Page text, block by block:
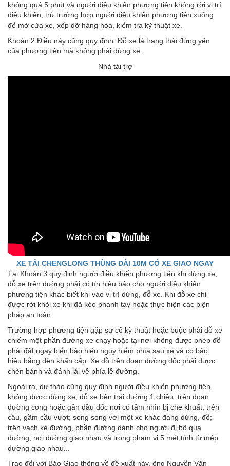
không quá 5 phút và người điều khiển phương tiện không rời vị trí
điều khiển, trừ trường hợp người điều khiển phương tiện xuống
để mở cửa xe, xếp dỡ hàng hóa, kiểm tra kỹ thuật xe.
Khoản 2 Điều này cũng quy định: Đỗ xe là trạng thái đứng yên
của phương tiện mà không phải dừng xe.
Nhà tài trợ
XE TẢI CHENGLONG THÙNG DÀI 10M CÓ XE GIAO NGAY
Tại Khoản 3 quy định người điều khiển phương tiện khi dừng xe,
đỗ xe trên đường phải có tín hiệu báo cho người điều khiển
phương tiện khác biết khi vào vị trí dừng, đỗ xe. Khi đỗ xe chỉ
được rời khỏi xe khi đã kéo phanh tay hoặc thực hiện các biện
pháp an toàn.
Trường hợp phương tiện gặp sự cố kỹ thuật hoặc buộc phải đỗ xe
chiếm một phần đường xe chạy hoặc tại nơi không được phép đỗ
phải đặt ngay biển báo hiệu nguy hiểm phía sau xe và có báo
hiệu bằng đèn khẩn cấp. Xe đỗ trên đoạn đường dốc phải được
chèn bánh và đánh lái về phía lề đường.
Ngoài ra, dự thảo cũng quy định người điều khiển phương tiện
không được dừng xe, đỗ xe bên trái đường 1 chiều; trên đoạn
đường cong hoặc gần đầu dốc nơi có tầm nhìn bị che khuất; trên
cầu, gầm cầu vượt; song song với một xe khác đang dừng, đỗ;
trên vạch kẻ đường, phần đường dành cho người đi bộ qua
đường; nơi đường giao nhau và trong phạm vi 5 mét tính từ mép
đường giao nhau...
Trao đổi với Báo Giao thông về đề xuất này, ông Nguyễn Văn